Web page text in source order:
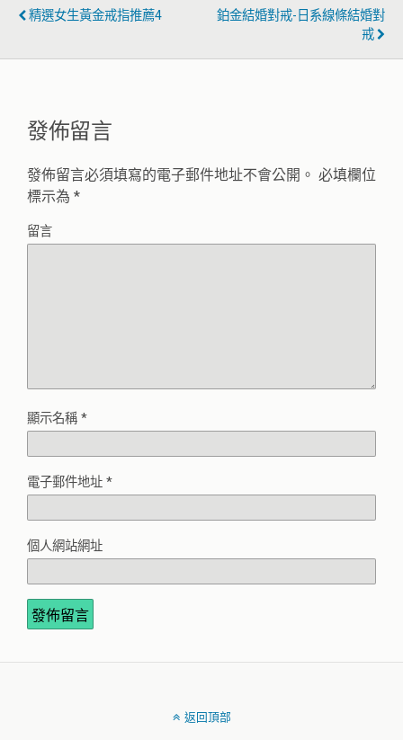
精選女生黃金戒指推薦4
鉑金結婚對戒-日系線條結婚對
戒
發佈留言
發佈留言必須填寫的電子郵件地址不會公開。 必填欄位
標示為 *
留言
顯示名稱 *
電子郵件地址 *
個人網站網址
返回頂部